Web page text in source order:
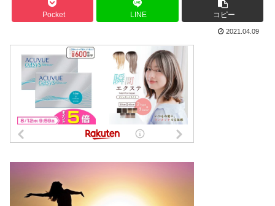
Pocket LINE コピー
2021.04.09